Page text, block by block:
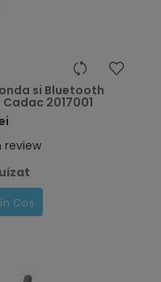
si Bluetooth
2017001
review
Coș